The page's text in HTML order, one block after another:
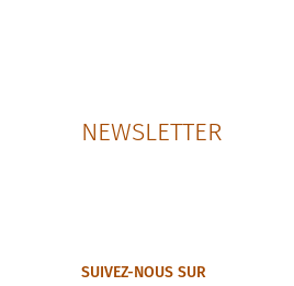
NEWSLETTER
SUIVEZ-NOUS SUR